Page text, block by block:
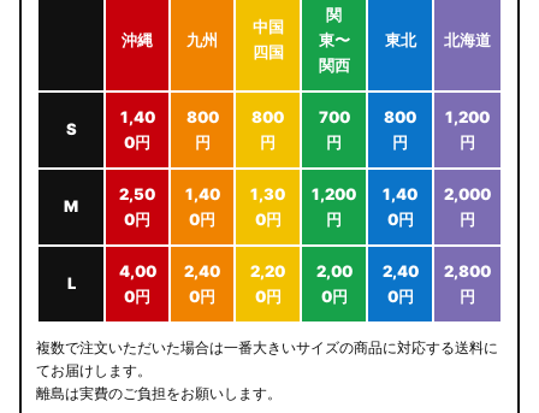
沖縄 九州
中国
四国
関
東〜
関西
東北 北海道
S
1,40
0円
800
円
800
円
700
円
800
円
1,200
円
M
2,50
0円
1,40
0円
1,30
0円
1,200
円
1,40
0円
2,000
円
L
4,00
0円
2,40
0円
2,20
0円
2,00
0円
2,40
0円
2,800
円
複数で注文いただいた場合は一番大きいサイズの商品に対応する送料に
てお届けします。
離島は実費のご負担をお願いします。